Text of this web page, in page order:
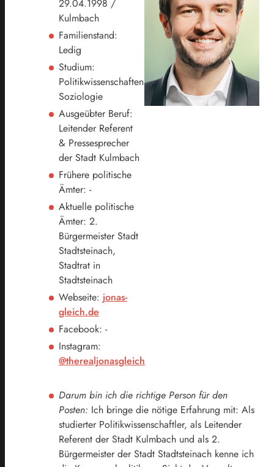
29.04.1998 /
Kulmbach
Familienstand:
Ledig
Studium:
Politikwissenschaften,
Soziologie
Ausgeübter Beruf:
Leitender Referent
& Pressesprecher
der Stadt Kulmbach
Frühere politische
Ämter: -
Aktuelle politische
Ämter: 2.
Bürgermeister Stadt
Stadtsteinach,
Stadtrat in
Stadtsteinach
Webseite: jonas-
gleich.de
Facebook: -
Instagram:
@therealjonasgleich
Darum bin ich die richtige Person für den
Posten: Ich bringe die nötige Erfahrung mit: Als
studierter Politikwissenschaftler, als Leitender
Referent der Stadt Kulmbach und als 2.
Bürgermeister der Stadt Stadtsteinach kenne ich